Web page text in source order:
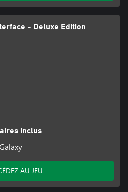
- Deluxe Edition
inclus
AU JEU